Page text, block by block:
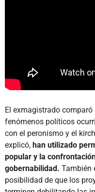
El exmagistrado
fenómenos políticos
con el peronismo y el
explicó, han utilizado
popular y la
gobernabilidad. También
posibilidad de que los